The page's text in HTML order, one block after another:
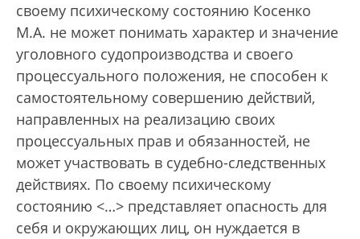
своему психическому состоянию Косенко
М.А. не может понимать характер и значение
уголовного судопроизводства и своего
процессуального положения, не способен к
самостоятельному совершению действий,
направленных на реализацию своих
процессуальных прав и обязанностей, не
может участвовать в судебно-следственных
действиях. По своему психическому
состоянию <…> представляет опасность для
себя и окружающих лиц, он нуждается в